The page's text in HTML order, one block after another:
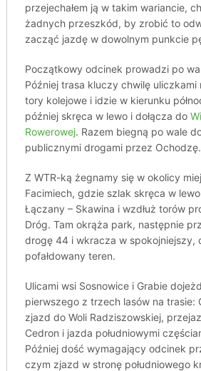
przejechałem ją w takim wariancie,
żadnych przeszkód, by zrobić to
zacząć jazdę w dowolnym punkcie
Początkowy odcinek prowadzi po
Później trasa kluczy chwilę uliczkami
tory kolejowe i idzie w kierunku
później skręca w lewo i dołącza do
Rowerowej. Razem biegną po wale
publicznymi drogami przez Ochodzę.
Z WTR-ką żegnamy się w okolicy
Facimiech, gdzie szlak skręca w
Łączany – Skawina i wzdłuż torów
Dróg. Tam okrąża park, następnie
drogę 44 i wkracza w spokojniejszy,
pofałdowany teren.
Ulicami wsi Sosnowice i Grabie
pierwszego z trzech lasów na trasie:
zjazd do Woli Radziszowskiej,
Cedron i jazda południowymi
Później dość wymagający odcinek
czym zjazd w stronę południowego